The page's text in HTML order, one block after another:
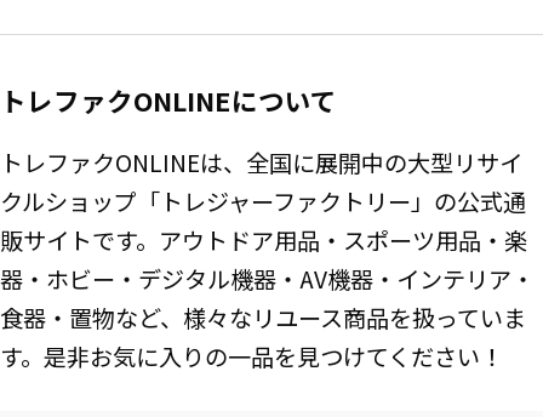
トレファクONLINEについて
トレファクONLINEは、全国に展開中の大型リサイ
クルショップ「トレジャーファクトリー」の公式通
販サイトです。アウトドア用品・スポーツ用品・楽
器・ホビー・デジタル機器・AV機器・インテリア・
食器・置物など、様々なリユース商品を扱っていま
す。是非お気に入りの一品を見つけてください！